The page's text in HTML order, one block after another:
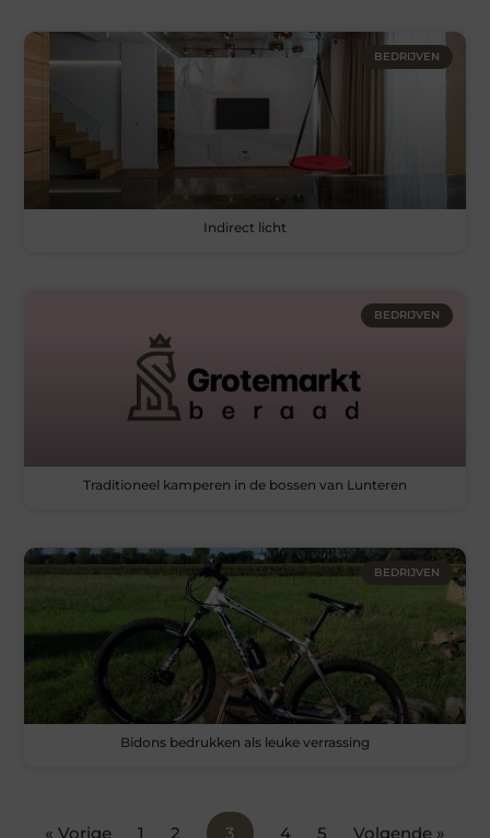
BEDRIJVEN
Indirect licht
BEDRIJVEN
Traditioneel kamperen in de bossen van Lunteren
BEDRIJVEN
Bidons bedrukken als leuke verrassing
« Vorige 1 2 3 4 5 Volgende »